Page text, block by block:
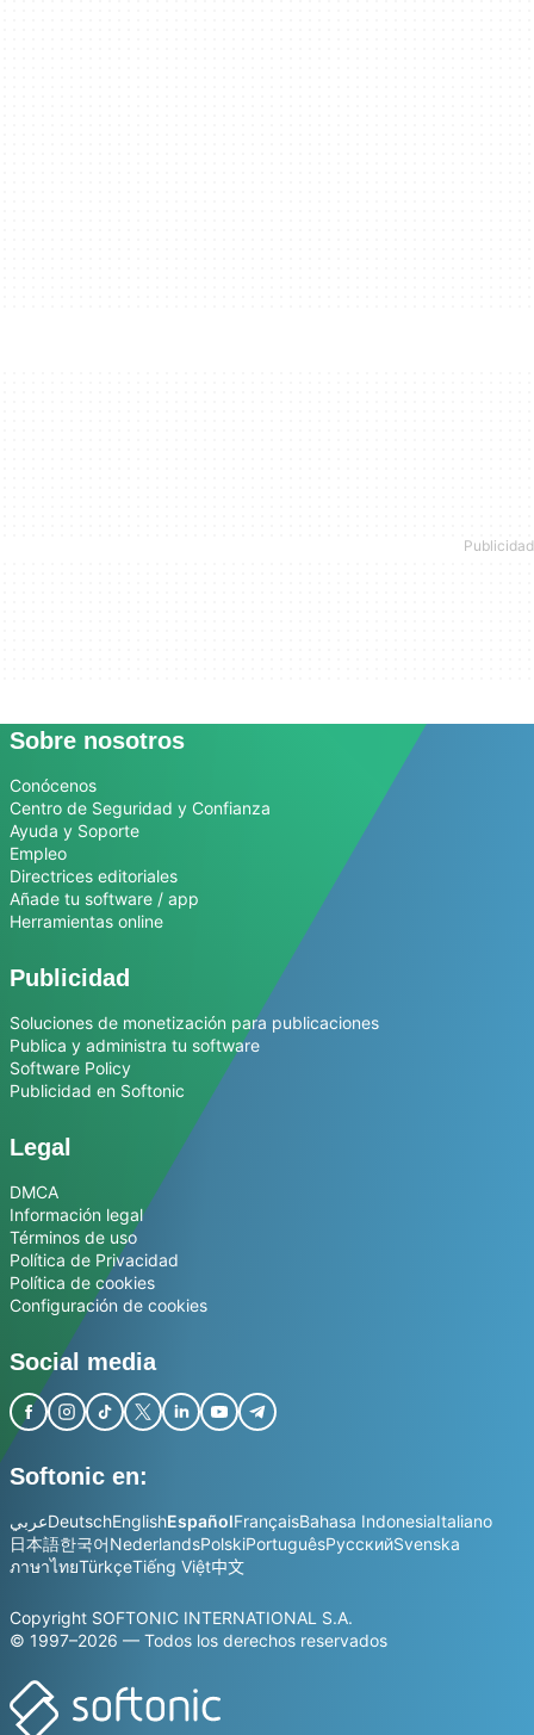
Sobre nosotros
Conócenos
Centro de Seguridad y Confianza
Ayuda y Soporte
Empleo
Directrices editoriales
Añade tu software / app
Herramientas online
Publicidad
Soluciones de monetización para publicaciones
Publica y administra tu software
Software Policy
Publicidad en Softonic
Legal
DMCA
Información legal
Términos de uso
Política de Privacidad
Política de cookies
Configuración de cookies
Social media
Softonic en:
عربيDeutschEnglishEspañolFrançaisBahasa IndonesiaItaliano
日本語한국어NederlandsPolskiPortuguêsРусскийSvenska
ภาษาไทยTürkçeTiếng Việt中文
Copyright SOFTONIC INTERNATIONAL S.A.
© 1997–2026 — Todos los derechos reservados